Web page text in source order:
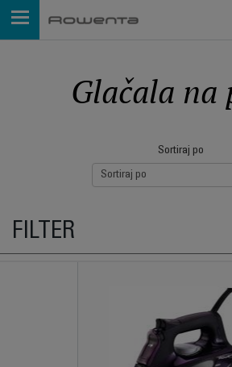
Glačala na
Sortiraj po
FILTER